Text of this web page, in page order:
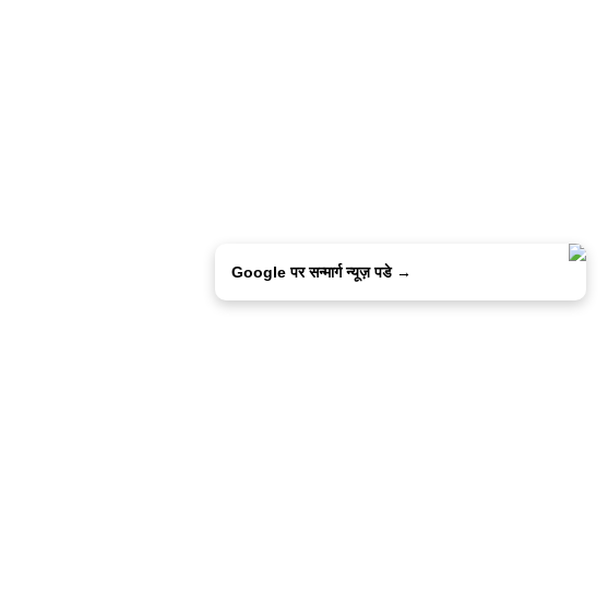
Google पर सन्मार्ग न्यूज़ पडे →